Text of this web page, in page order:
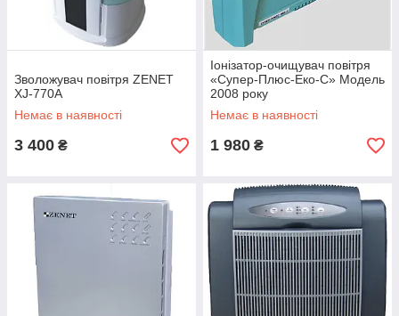
Зволожувач повітря ZENET
XJ-770А
Немає в наявності
3 400 ₴
Іонізатор-очищувач повітря
«Супер-Плюс-Еко-С» Модель
2008 року
Немає в наявності
1 980 ₴